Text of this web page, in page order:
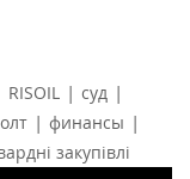
RISOIL | суд |
| финансы |
закупівлі